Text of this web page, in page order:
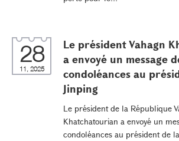
28
11, 2025
Le président Vahagn
a envoyé un message
condoléances au
Jinping
Le président de la République
Khatchatourian a envoyé un
condoléances au président de